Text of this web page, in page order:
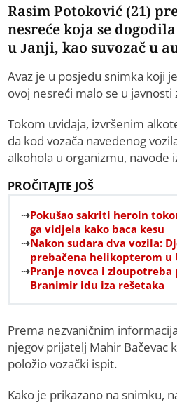
Rasim Potoković (21)
nesreće koja se
u Janji, kao suvozač u
Avaz je u posjedu snimka koji
ovoj nesreći malo se u javnosti
Tokom uviđaja, izvršenim
da kod vozača navedenog
alkohola u organizmu, navode
PROČITAJTE JOŠ
Pokušao sakriti heroin
ga vidjela kako baca kesu
Nakon sudara dva vozila:
prebačena helikopterom u
Pranje novca i zloupotreba
Branimir idu iza rešetaka
Prema nezvaničnim
njegov prijatelj Mahir Bačevac
položio vozački ispit.
Kako je prikazano na snimku,